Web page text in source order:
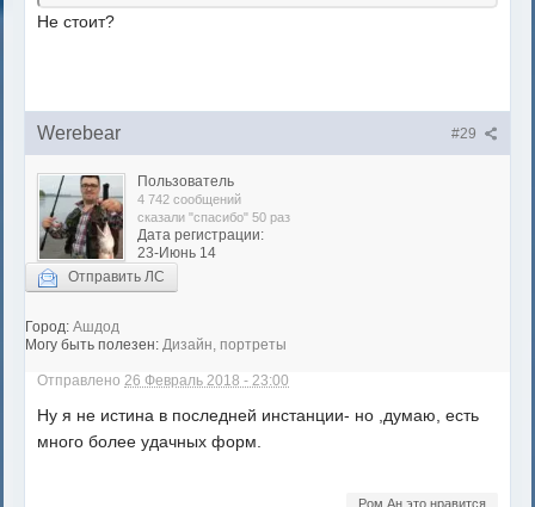
Не стоит?
#29
Werebear
Пользователь
4 742 сообщений
сказали "спасибо" 50 раз
Дата регистрации:
23-Июнь 14
Отправить ЛС
Город: Ашдод
Могу быть полезен: Дизайн, портреты
Отправлено26 Февраль 2018 - 23:00
Ну я не истина в последней инстанции- но ,думаю, есть
много более удачных форм.
Ром.Ан это нравится